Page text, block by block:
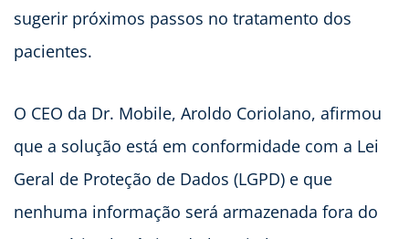
sugerir próximos passos no tratamento dos
pacientes.
O CEO da Dr. Mobile, Aroldo Coriolano, afirmou
que a solução está em conformidade com a Lei
Geral de Proteção de Dados (LGPD) e que
nenhuma informação será armazenada fora do